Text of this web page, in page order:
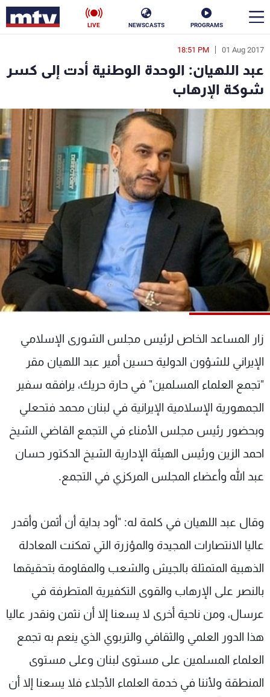
PROGRAMS
NEWSCASTS
LIVE
01 Aug 2017
18:51 PM
عبد اللهيان: الوحدة الوطنية أدت إلى كسر
شوكة الإرهاب
زار المساعد الخاص لرئيس مجلس الشورى الإسلامي
الإيراني للشؤون الدولية حسين أمير عبد اللهيان مقر
"تجمع العلماء المسلمين" في حارة حريك، يرافقه سفير
الجمهورية الإسلامية الإيرانية في لبنان محمد فتحعلي
وبحضور رئيس مجلس الأمناء في التجمع القاضي الشيخ
احمد الزين ورئيس الهيئة الإدارية الشيخ الدكتور حسان
عبد الله وأعضاء المجلس المركزي في التجمع.
وقال عبد اللهيان في كلمة له: "أود بداية أن أثمن وأقدر
عاليا الانتصارات المجيدة والمؤزرة التي تمكنت المعادلة
الذهبية المتمثلة بالجيش والشعب والمقاومة بتحقيقها
بالنصر على الإرهاب والقوى التكفيرية المتطرفة في
عرسال، ومن ناحية أخرى لا يسعنا إلا أن نثمن ونقدر عاليا
هذا الدور العلمي والثقافي والتربوي الذي ينعم به تجمع
العلماء المسلمين على مستوى لبنان وعلى مستوى
المنطقة ولأننا في خدمة العلماء الأجلاء فلا يسعنا إلا أن
en
الأخبار
سياسة ناس
إقتصاد فن
منوعات رياضة
البرامج
جدول البرامج
شاهد البرامج
عن MTV
لاعلاناتكم
وظائف
شروط الإسـتخدام